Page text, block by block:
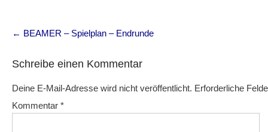
Post
navigation
← BEAMER – Spielplan – Endrunde
Schreibe einen Kommentar
Deine E-Mail-Adresse wird nicht veröffentlicht. Erforderliche
Kommentar *